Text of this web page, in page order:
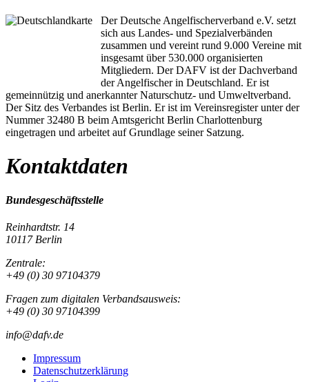
Der Deutsche Angelfischerverband e.V. setzt
sich aus Landes- und Spezialverbänden
zusammen und vereint rund 9.000 Vereine mit
insgesamt über 530.000 organisierten
Mitgliedern. Der DAFV ist der Dachverband
der Angelfischer in Deutschland. Er ist
gemeinnützig und anerkannter Naturschutz- und Umweltverband.
Der Sitz des Verbandes ist Berlin. Er ist im Vereinsregister unter der
Nummer 32480 B beim Amtsgericht Berlin Charlottenburg
eingetragen und arbeitet auf Grundlage seiner Satzung.
Kontaktdaten
Bundesgeschäftsstelle
Reinhardtstr. 14
10117 Berlin
Zentrale:
+49 (0) 30 97104379
Fragen zum digitalen Verbandsausweis:
+49 (0) 30 97104399
info@dafv.de
Impressum
Datenschutzerklärung